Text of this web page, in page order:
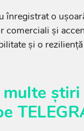
înregistrat o
comerciali și
și o